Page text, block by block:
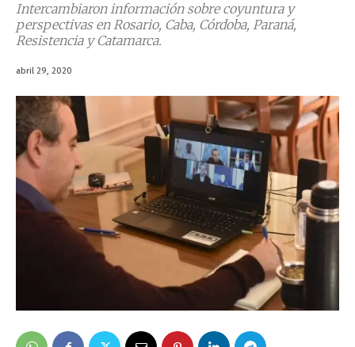
Intercambiaron información sobre coyuntura y
perspectivas en Rosario, Caba, Córdoba, Paraná,
Resistencia y Catamarca.
abril 29, 2020